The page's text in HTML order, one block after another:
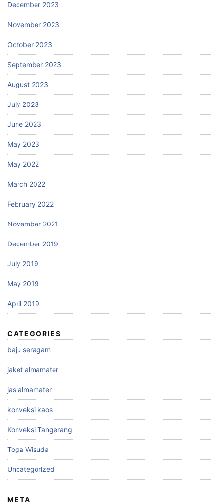
December 2023
November 2023
October 2023
September 2023
August 2023
July 2023
June 2023
May 2023
May 2022
March 2022
February 2022
November 2021
December 2019
July 2019
May 2019
April 2019
CATEGORIES
baju seragam
jaket almamater
jas almamater
konveksi kaos
Konveksi Tangerang
Toga Wisuda
Uncategorized
META